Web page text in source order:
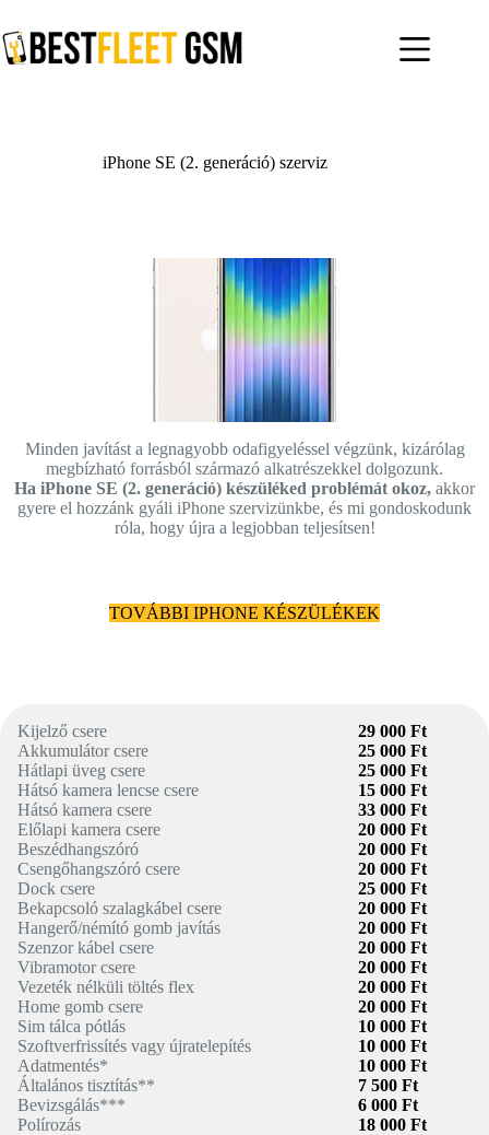
to
content
iPhone SE (2. generáció) szerviz
Minden javítást a legnagyobb odafigyeléssel végzünk, kizárólag
megbízható forrásból származó alkatrészekkel dolgozunk.
Ha iPhone SE (2. generáció) készüléked problémát okoz, akkor
gyere el hozzánk gyáli iPhone szervizünkbe, és mi gondoskodunk
róla, hogy újra a legjobban teljesítsen!
TOVÁBBI IPHONE KÉSZÜLÉKEK
Kijelző csere
Akkumulátor csere
Hátlapi üveg csere
Hátsó kamera lencse csere
Hátsó kamera csere
Előlapi kamera csere
Beszédhangszóró
Csengőhangszóró csere
Dock csere
Bekapcsoló szalagkábel csere
Hangerő/némító gomb javítás
Szenzor kábel csere
Vibramotor csere
Vezeték nélküli töltés flex
Home gomb csere
Sim tálca pótlás
Szoftverfrissítés vagy újratelepítés
Adatmentés*
Általános tisztítás**
Bevizsgálás***
Polírozás
29 000 Ft
25 000 Ft
25 000 Ft
15 000 Ft
33 000 Ft
20 000 Ft
20 000 Ft
20 000 Ft
25 000 Ft
20 000 Ft
20 000 Ft
20 000 Ft
20 000 Ft
20 000 Ft
20 000 Ft
10 000 Ft
10 000 Ft
10 000 Ft
7 500 Ft
6 000 Ft
18 000 Ft